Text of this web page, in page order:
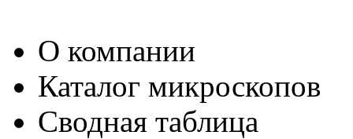
О компании
Каталог микроскопов
Сводная таблица